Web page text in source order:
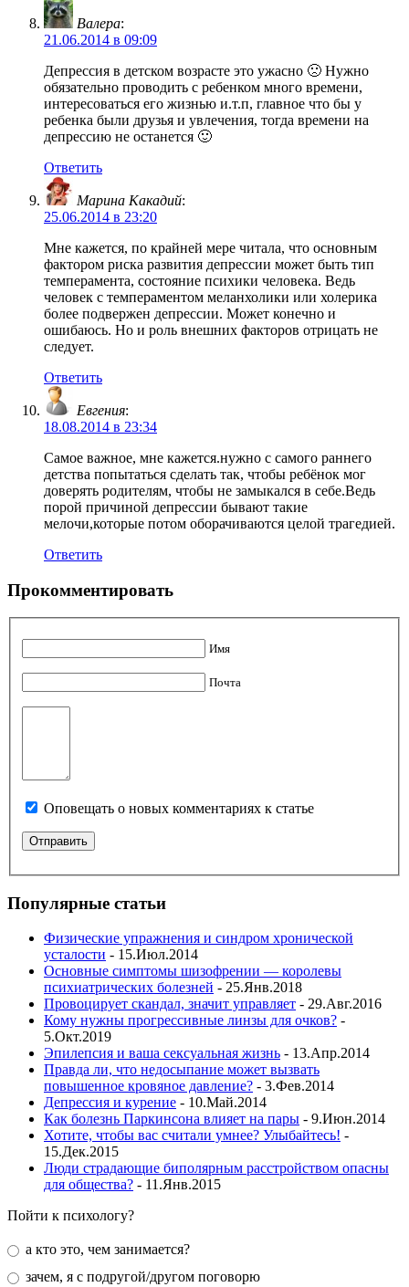
Валера:
21.06.2014 в 09:09
Депрессия в детском возрасте это ужасно 🙁 Нужно
обязательно проводить с ребенком много времени,
интересоваться его жизнью и.т.п, главное что бы у
ребенка были друзья и увлечения, тогда времени на
депрессию не останется 🙂
Ответить
Марина Какадий:
25.06.2014 в 23:20
Мне кажется, по крайней мере читала, что основным
фактором риска развития депрессии может быть тип
темперамента, состояние психики человека. Ведь
человек с темпераментом меланхолики или холерика
более подвержен депрессии. Может конечно и
ошибаюсь. Но и роль внешних факторов отрицать не
следует.
Ответить
Евгения:
18.08.2014 в 23:34
Самое важное, мне кажется.нужно с самого раннего
детства попытаться сделать так, чтобы ребёнок мог
доверять родителям, чтобы не замыкался в себе.Ведь
порой причиной депрессии бывают такие
мелочи,которые потом оборачиваются целой трагедией.
Ответить
Прокомментировать
Имя
Почта
Оповещать о новых комментариях к статье
Популярные статьи
Физические упражнения и синдром хронической
усталости - 15.Июл.2014
Основные симптомы шизофрении — королевы
психиатрических болезней - 25.Янв.2018
Провоцирует скандал, значит управляет - 29.Авг.2016
Кому нужны прогрессивные линзы для очков? -
5.Окт.2019
Эпилепсия и ваша сексуальная жизнь - 13.Апр.2014
Правда ли, что недосыпание может вызвать
повышенное кровяное давление? - 3.Фев.2014
Депрессия и курение - 10.Май.2014
Как болезнь Паркинсона влияет на пары - 9.Июн.2014
Хотите, чтобы вас считали умнее? Улыбайтесь! -
15.Дек.2015
Люди страдающие биполярным расстройством опасны
для общества? - 11.Янв.2015
Пойти к психологу?
а кто это, чем занимается?
зачем, я с подругой/другом поговорю